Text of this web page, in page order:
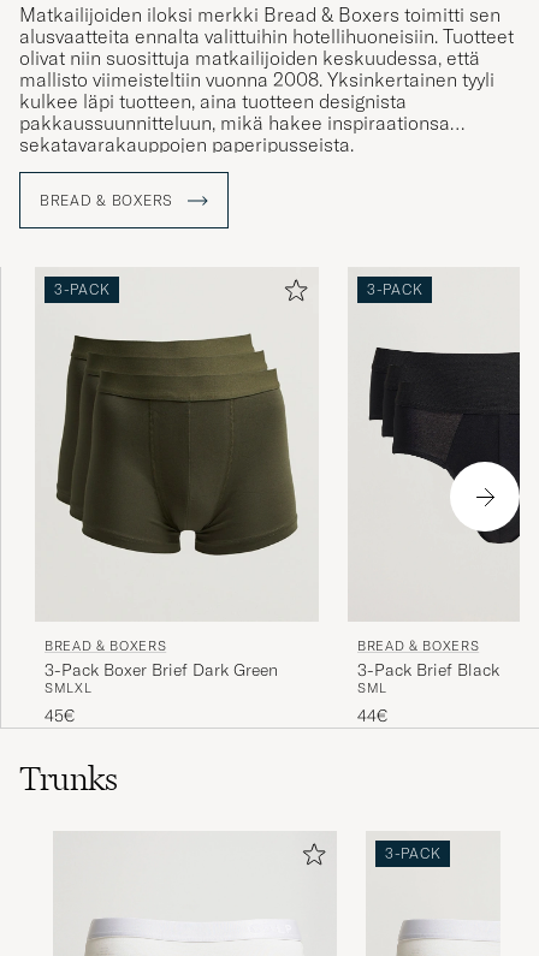
Matkailijoiden iloksi merkki Bread & Boxers toimitti sen
alusvaatteita ennalta valittuihin hotellihuoneisiin. Tuotteet
olivat niin suosittuja matkailijoiden keskuudessa, että
mallisto viimeisteltiin vuonna 2008. Yksinkertainen tyyli
kulkee läpi tuotteen, aina tuotteen designista
pakkaussuunnitteluun, mikä hakee inspiraationsa
sekatavarakauppojen paperipusseista.
ovat erikoistuneet ajattomien perustuotteiden
suunnitteluun, joissa otetaan huomioon kestäväkehitys,
suunnittelussakin.
BREAD & BOXERS
3-PACK
BREAD & BOXERS
3-Pack Boxer Brief Dark Green
SMLXL
45€
3-PACK
BREAD & BOXERS
3-Pack Brief Black
SML
44€
Trunks
3-PACK